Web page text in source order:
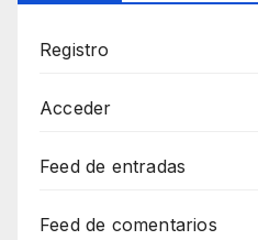
Registro
Acceder
Feed de entradas
Feed de comentarios